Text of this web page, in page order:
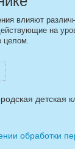
влияют
на
целом.
детская
обработки